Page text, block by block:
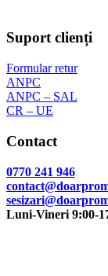
Suport clienți
Formular retur
ANPC
ANPC – SAL
CR – UE
Contact
0770 241 946
Luni-Vineri 9:00-